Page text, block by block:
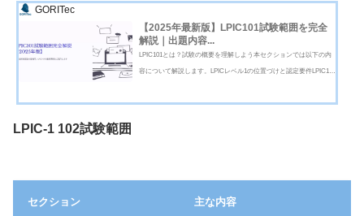
GORITec
【2025年最新版】LPIC101試験範囲を完全
解説｜出題内容...
LPIC101とは？試験の概要を理解しよう本セクションでは以下の内
容について解説します。LPICレベル1の位置づけと認定要件LPIC101
は、Linux技術者としての登竜門となる認定試験です。LPICはLPI（L
LPIC-1 102試験範囲
セクション 主な内容